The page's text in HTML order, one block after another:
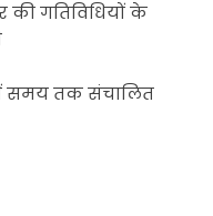
की गतिविधियों के
समय तक संचालित